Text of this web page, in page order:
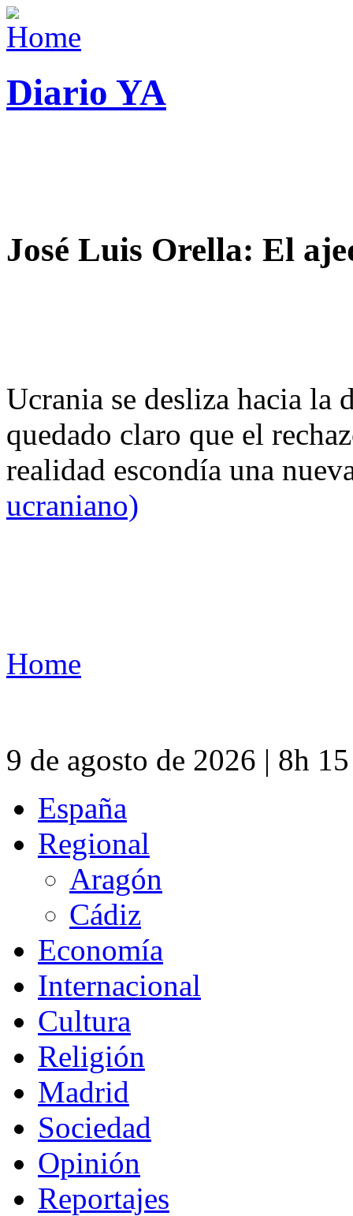
Diario YA
José Luis Orella: El
Ucrania se desliza hacia
quedado claro que el
realidad escondía una
ucraniano)
Home
9 de agosto de 2026 | 8h
España
Regional
Aragón
Cádiz
Economía
Internacional
Cultura
Religión
Madrid
Sociedad
Opinión
Reportajes